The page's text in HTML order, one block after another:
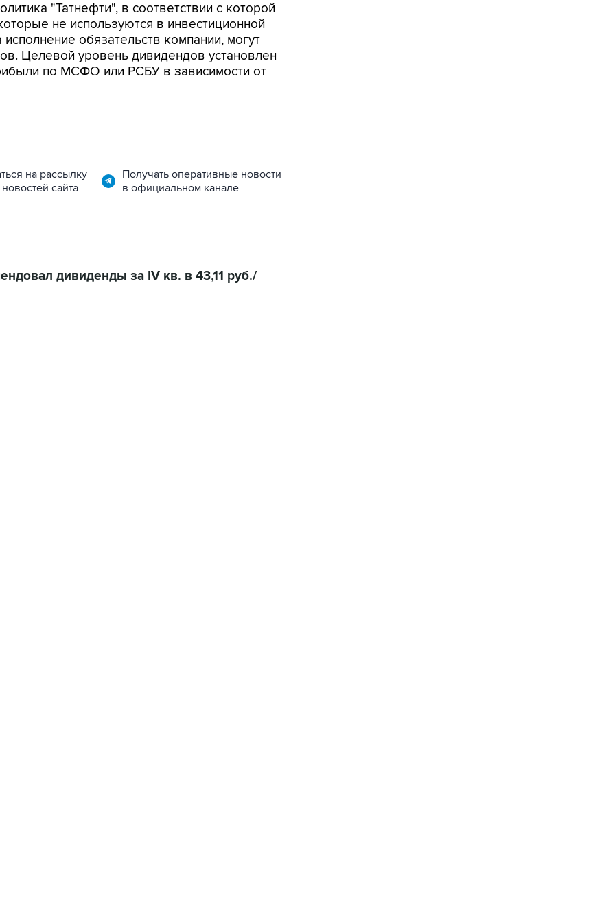
"Татнефти", в соответствии с которой
не используются в инвестиционной
обязательств компании, могут
Целевой уровень дивидендов установлен
по МСФО или РСБУ в зависимости от
на рассылку
сайта
Получать оперативные новости
в официальном канале
дивиденды за IV кв. в 43,11 руб./